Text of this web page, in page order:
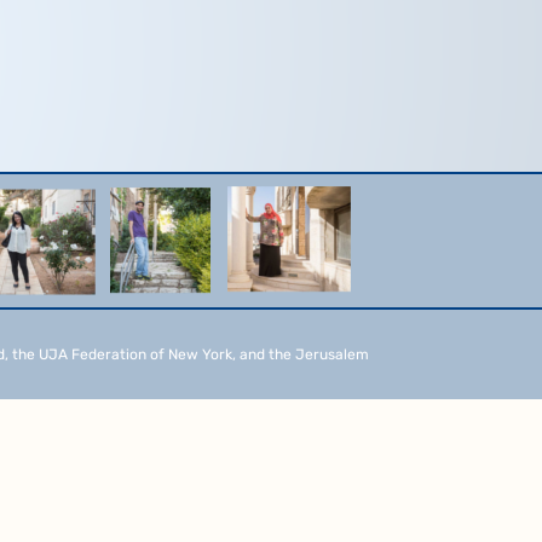
UJA Federation of New York, and the Jerusalem